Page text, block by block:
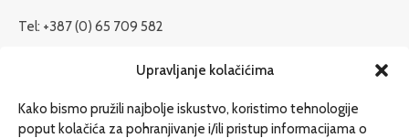
Upravljanje kolačićima
Kako bismo pružili najbolje iskustvo, koristimo tehnologije
poput kolačića za pohranjivanje i/ili pristup informacijama o
Tel: +387 (0) 65 709 582
redakcija@etrafika.net